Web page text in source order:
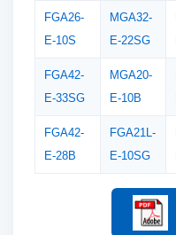
FGA26-
E-10S
MGA32-
E-22SG
FGA42-
E-33SG
MGA20-
E-10B
FGA42-
E-28B
FGA21L-
E-10SG